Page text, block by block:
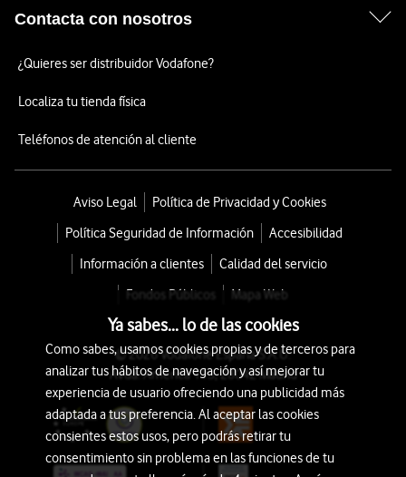
Contacta con nosotros
¿Quieres ser distribuidor Vodafone?
Localiza tu tienda física
Teléfonos de atención al cliente
Aviso Legal
Política de Privacidad y Cookies
Política Seguridad de Información
Accesibilidad
Información a clientes
Calidad del servicio
Fondos Públicos
Mapa Web
© 2026 Vodafone España S.A.U.
Avda. América 115, 28042 Madrid
Ya sabes... lo de las cookies
Como sabes, usamos cookies propias y de terceros para
analizar tus hábitos de navegación y así mejorar tu
experiencia de usuario ofreciendo una publicidad más
adaptada a tus preferencia. Al aceptar las cookies
consientes estos usos, pero podrás retirar tu
consentimiento sin problema en las funciones de tu